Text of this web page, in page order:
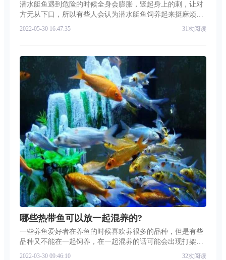
潜水艇鱼遇到危险的时候全身会膨胀，竖起身上的刺，让对
方无从下口，所以有些人会认为潜水艇鱼饲养起来挺麻烦
的，下面我来与大家分享潜水艇鱼的饲养方法。 潜水艇鱼对
2022-05-30 16:47:35 31次阅读
哪些热带鱼可以放一起混养的?
一些养鱼爱好者在养鱼的时候喜欢养很多的品种，但是有些
品种又不能在一起饲养，在一起混养的话可能会出现打架斗
殴的事情，严重鱼缸的鱼会掉一部分，所以哪些热带鱼可以
2022-03-30 09:46:10 32次阅读